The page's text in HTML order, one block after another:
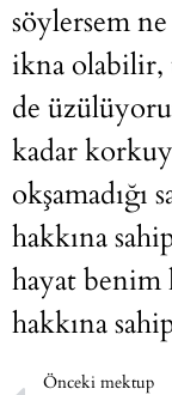
söylersem
ikna olabilir,
de
kadar
okşamadığı
hakkına
hayat benim
hakkına
Önceki mektup